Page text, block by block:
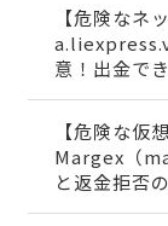
【危険なネ
意！出金で
【危険な仮
Margex（
と返金拒否